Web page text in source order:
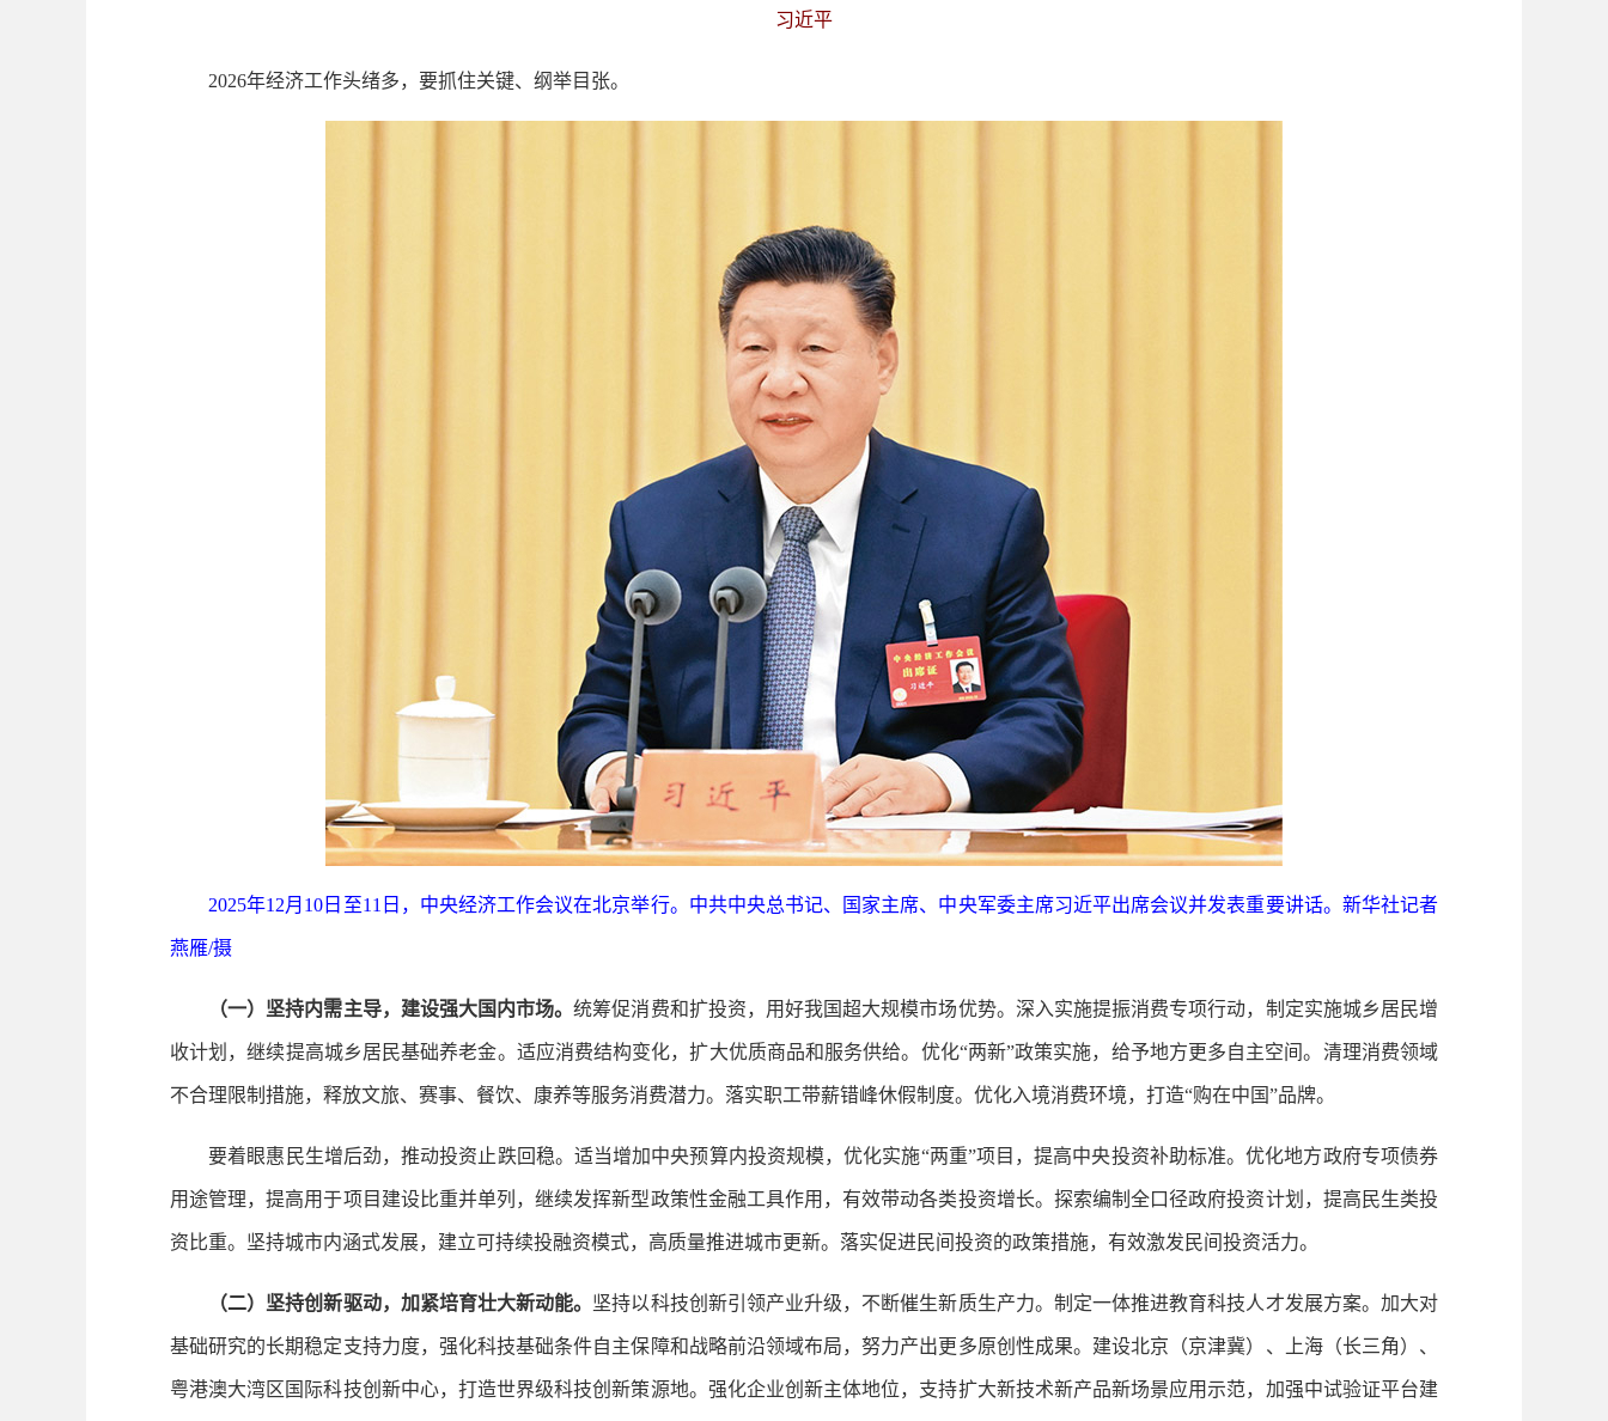
习近平
2026年经济工作头绪多，要抓住关键、纲举目张。
2025年12月10日至11日，中央经济工作会议在北京举行。中共中央总书记、国家主席、中央军委主席习近平出席会议并发表重要讲话。新华社记者
燕雁/摄
（一）坚持内需主导，建设强大国内市场。统筹促消费和扩投资，用好我国超大规模市场优势。深入实施提振消费专项行动，制定实施城乡居民增
收计划，继续提高城乡居民基础养老金。适应消费结构变化，扩大优质商品和服务供给。优化“两新”政策实施，给予地方更多自主空间。清理消费领域
不合理限制措施，释放文旅、赛事、餐饮、康养等服务消费潜力。落实职工带薪错峰休假制度。优化入境消费环境，打造“购在中国”品牌。
要着眼惠民生增后劲，推动投资止跌回稳。适当增加中央预算内投资规模，优化实施“两重”项目，提高中央投资补助标准。优化地方政府专项债券
用途管理，提高用于项目建设比重并单列，继续发挥新型政策性金融工具作用，有效带动各类投资增长。探索编制全口径政府投资计划，提高民生类投
资比重。坚持城市内涵式发展，建立可持续投融资模式，高质量推进城市更新。落实促进民间投资的政策措施，有效激发民间投资活力。
（二）坚持创新驱动，加紧培育壮大新动能。 坚持以科技创新引领产业升级，不断催生新质生产力。制定一体推进教育科技人才发展方案。加大对
基础研究的长期稳定支持力度，强化科技基础条件自主保障和战略前沿领域布局，努力产出更多原创性成果。建设北京（京津冀）、上海（长三角）、
粤港澳大湾区国际科技创新中心，打造世界级科技创新策源地。强化企业创新主体地位，支持扩大新技术新产品新场景应用示范，加强中试验证平台建